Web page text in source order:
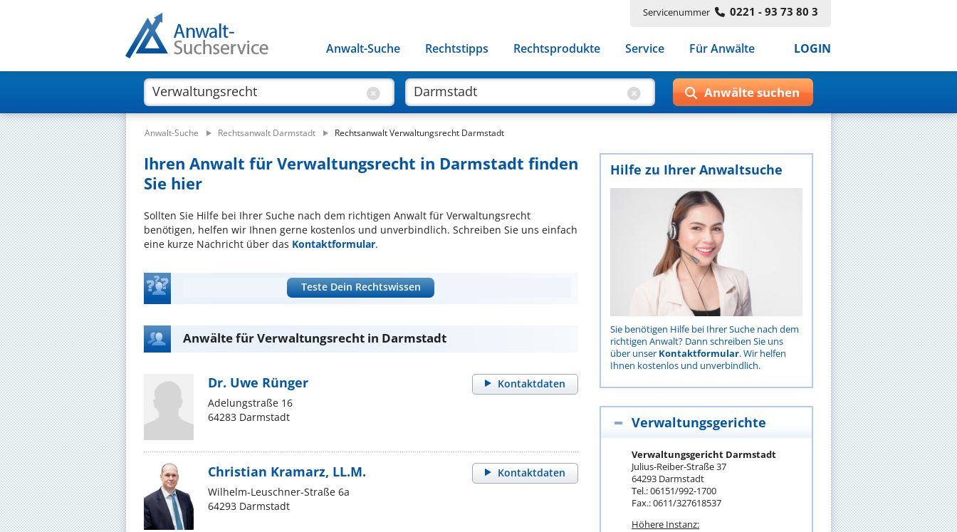
Servicenummer 0221 - 93 73 80 3
Anwalt-Suche Rechtstipps Rechtsprodukte Service Für Anwälte LOGIN
Anwalt-Suche Rechtsanwalt Darmstadt Rechtsanwalt Verwaltungsrecht Darmstadt
Ihren Anwalt für Verwaltungsrecht in Darmstadt finden
Sie hier
Sollten Sie Hilfe bei Ihrer Suche nach dem richtigen Anwalt für Verwaltungsrecht
benötigen, helfen wir Ihnen gerne kostenlos und unverbindlich. Schreiben Sie uns einfach
eine kurze Nachricht über das Kontaktformular.
Teste Dein Rechtswissen
Anwälte für Verwaltungsrecht in Darmstadt
Kontaktdaten
Dr. Uwe Rünger
Adelungstraße 16
64283 Darmstadt
Kontaktdaten
Christian Kramarz, LL.M.
Wilhelm-Leuschner-Straße 6a
64293 Darmstadt
Hilfe zu Ihrer Anwaltsuche
Sie benötigen Hilfe bei Ihrer Suche nach dem
richtigen Anwalt? Dann schreiben Sie uns
über unser Kontaktformular. Wir helfen
Ihnen kostenlos und unverbindlich.
Verwaltungsgerichte
Verwaltungsgericht Darmstadt
Julius-Reiber-Straße 37
64293 Darmstadt
Tel.: 06151/992-1700
Fax.: 0611/327618537
Höhere Instanz: